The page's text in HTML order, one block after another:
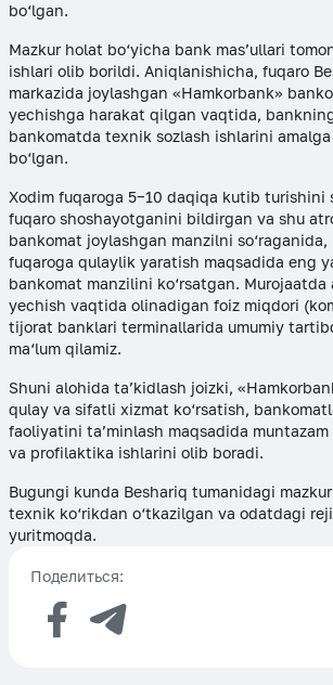
bo‘lgan.
Mazkur holat bo‘yicha bank mas’ullari
ishlari olib borildi. Aniqlanishicha, fuqaro
markazida joylashgan «Hamkorbank»
yechishga harakat qilgan vaqtida,
bankomatda texnik sozlash ishlarini
bo‘lgan.
Xodim fuqaroga 5−10 daqiqa kutib turishini
fuqaro shoshayotganini bildirgan va shu
bankomat joylashgan manzilni
fuqaroga qulaylik yaratish maqsadida eng
bankomat manzilini ko‘rsatgan.
yechish vaqtida olinadigan foiz miqdori
tijorat banklari terminallarida umumiy
ma‘lum qilamiz.
Shuni alohida ta’kidlash joizki,
qulay va sifatli xizmat ko‘rsatish,
faoliyatini ta’minlash maqsadida
va profilaktika ishlarini olib boradi.
Bugungi kunda Beshariq tumanidagi
texnik ko‘rikdan o‘tkazilgan va odatdagi
yuritmoqda.
Поделиться: